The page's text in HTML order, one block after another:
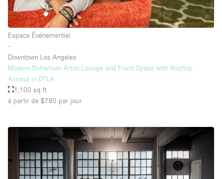
Étage/accès
Rez-de-chaussée sur cour
Rez-de-chaussée sur rue
Centre commercial
Espace Événementiel
∙
Downtown Los Angeles
Modern Bohemian Artist Lounge and Event Space with Rooftop
Access in DTLA
1,100 sq ft
à partir de $780 par jour